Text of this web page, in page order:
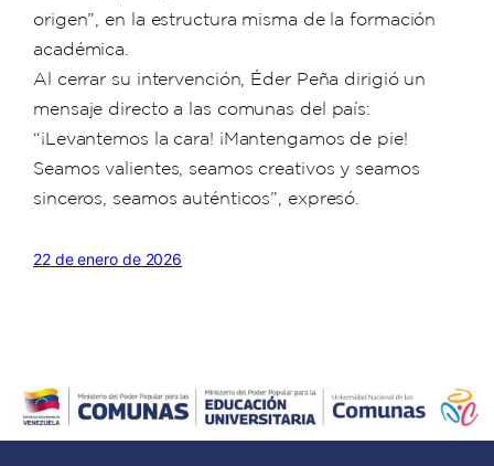
origen”, en la estructura misma de la formación
académica.
Al cerrar su intervención, Éder Peña dirigió un
mensaje directo a las comunas del país:
“¡Levantemos la cara! ¡Mantengamos de pie!
Seamos valientes, seamos creativos y seamos
sinceros, seamos auténticos”, expresó.
22 de enero de 2026